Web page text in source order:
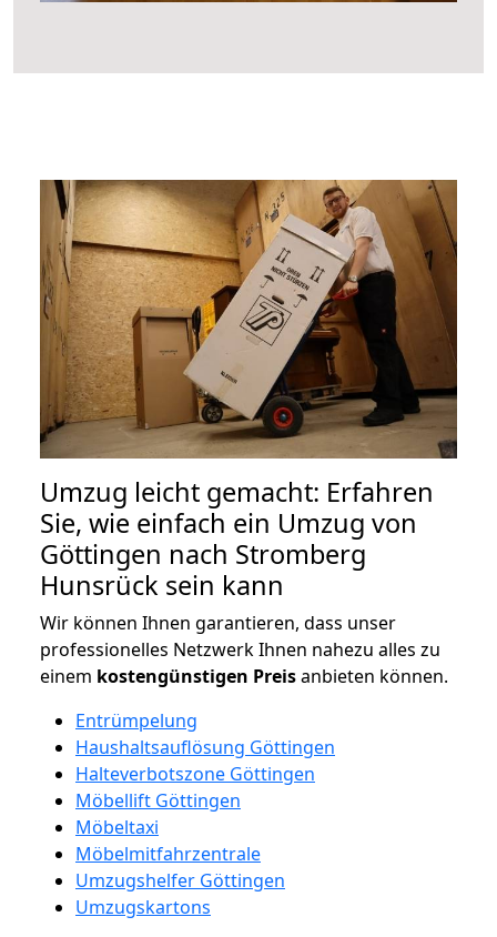
Umzug leicht gemacht: Erfahren
Sie, wie einfach ein Umzug von
Göttingen nach Stromberg
Hunsrück sein kann
Wir können Ihnen garantieren, dass unser
professionelles Netzwerk Ihnen nahezu alles zu
einem kostengünstigen Preisanbieten können.
Entrümpelung
Haushaltsauflösung Göttingen
Halteverbotszone Göttingen
Möbellift Göttingen
Möbeltaxi
Möbelmitfahrzentrale
Umzugshelfer Göttingen
Umzugskartons